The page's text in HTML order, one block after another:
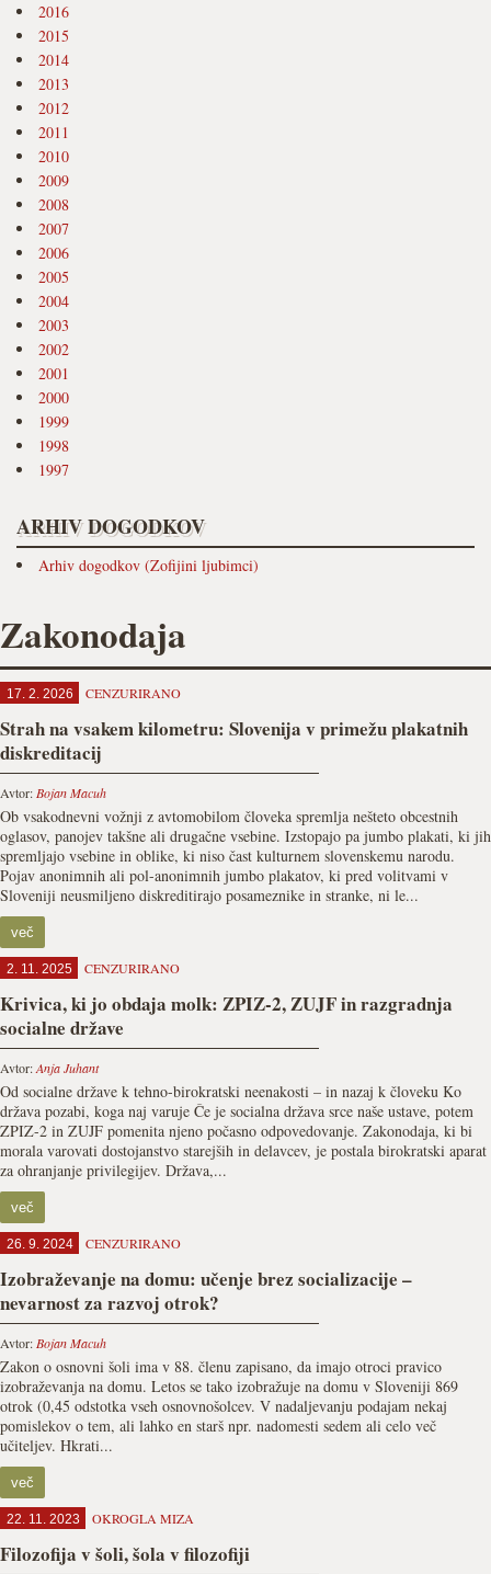
2016
2015
2014
2013
2012
2011
2010
2009
2008
2007
2006
2005
2004
2003
2002
2001
2000
1999
1998
1997
ARHIV DOGODKOV
Arhiv dogodkov (Zofijini ljubimci)
Zakonodaja
17. 2. 2026 CENZURIRANO
Strah na vsakem kilometru: Slovenija v primežu plakatnih
diskreditacij
Avtor: Bojan Macuh
Ob vsakodnevni vožnji z avtomobilom človeka spremlja nešteto obcestnih
oglasov, panojev takšne ali drugačne vsebine. Izstopajo pa jumbo plakati, ki jih
spremljajo vsebine in oblike, ki niso čast kulturnem slovenskemu narodu.
Pojav anonimnih ali pol-anonimnih jumbo plakatov, ki pred volitvami v
Sloveniji neusmiljeno diskreditirajo posameznike in stranke, ni le...
več
2. 11. 2025 CENZURIRANO
Krivica, ki jo obdaja molk: ZPIZ-2, ZUJF in razgradnja
socialne države
Avtor:Anja Juhant
Od socialne države k tehno-birokratski neenakosti – in nazaj k človeku Ko
država pozabi, koga naj varuje Če je socialna država srce naše ustave, potem
ZPIZ-2 in ZUJF pomenita njeno počasno odpovedovanje. Zakonodaja, ki bi
morala varovati dostojanstvo starejših in delavcev, je postala birokratski aparat
za ohranjanje privilegijev. Država,...
več
26. 9. 2024 CENZURIRANO
Izobraževanje na domu: učenje brez socializacije –
nevarnost za razvoj otrok?
Avtor: Bojan Macuh
Zakon o osnovni šoli ima v 88. členu zapisano, da imajo otroci pravico
izobraževanja na domu. Letos se tako izobražuje na domu v Sloveniji 869
otrok (0,45 odstotka vseh osnovnošolcev. V nadaljevanju podajam nekaj
pomislekov o tem, ali lahko en starš npr. nadomesti sedem ali celo več
učiteljev. Hkrati...
več
22. 11. 2023 OKROGLA MIZA
Filozofija v šoli, šola v filozofiji